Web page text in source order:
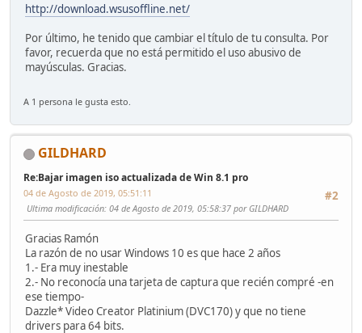
http://download.wsusoffline.net/
Por último, he tenido que cambiar el título de tu consulta. Por
favor, recuerda que no está permitido el uso abusivo de
mayúsculas. Gracias.
A 1 persona le gusta esto.
GILDHARD
Re:Bajar imagen iso actualizada de Win 8.1 pro
#2
04 de Agosto de 2019, 05:51:11
Ultima modificación: 04 de Agosto de 2019, 05:58:37 por GILDHARD
Gracias Ramón
La razón de no usar Windows 10 es que hace 2 años
1.- Era muy inestable
2.- No reconocía una tarjeta de captura que recién compré -en
ese tiempo-
Dazzle* Video Creator Platinium (DVC170) y que no tiene
drivers para 64 bits.